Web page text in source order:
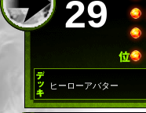
29
ヒーローアバター